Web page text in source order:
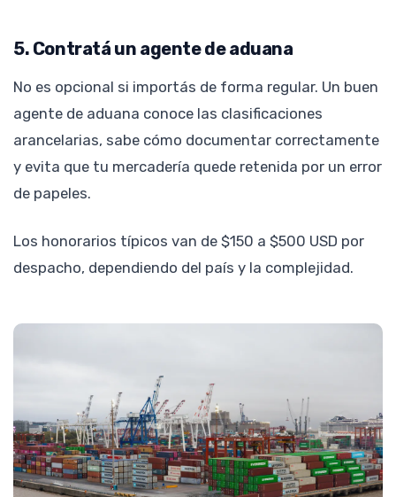
5. Contratá un agente de aduana
No es opcional si importás de forma regular. Un buen
agente de aduana conoce las clasificaciones
arancelarias, sabe cómo documentar correctamente
y evita que tu mercadería quede retenida por un error
de papeles.
Los honorarios típicos van de $150 a $500 USD por
despacho, dependiendo del país y la complejidad.